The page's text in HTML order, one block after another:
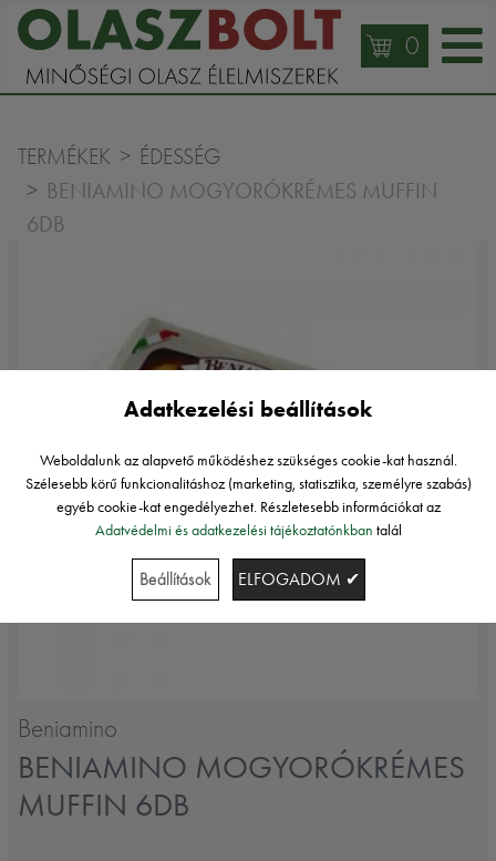
0
TERMÉKEK ÉDESSÉG
BENIAMINO MOGYORÓKRÉMES MUFFIN
6DB
Beniamino
BENIAMINO MOGYORÓKRÉMES
MUFFIN 6DB
Adatkezelési beállítások
Weboldalunk az alapvető működéshez szükséges cookie-kat használ.
Szélesebb körű funkcionalitáshoz (marketing, statisztika, személyre szabás)
egyéb cookie-kat engedélyezhet. Részletesebb információkat az
Adatvédelmi és adatkezelési tájékoztatónkban talál
Beállítások ELFOGADOM ✔